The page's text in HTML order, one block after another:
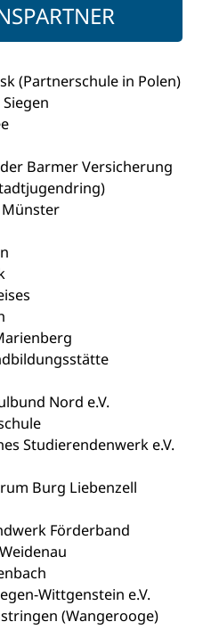
(Partnerschule in Polen)
Barmer Versicherung
Nord e.V.
Studierendenwerk e.V.
Burg Liebenzell
Förderband
Wittgenstein e.V.
(Wangerooge)